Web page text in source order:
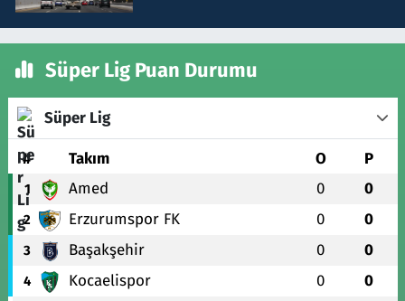
Süper Lig Puan Durumu
Süper Lig
# Takım O P
1 Amed 0 0
2 Erzurumspor FK 0 0
3 Başakşehir 0 0
4 Kocaelispor 0 0